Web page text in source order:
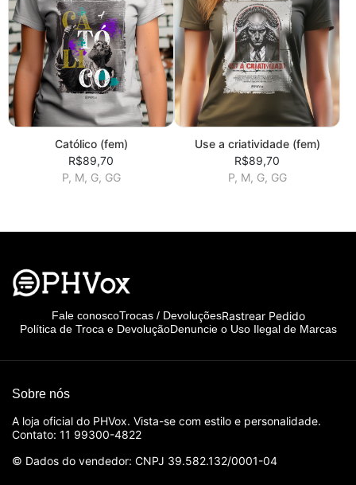
Católico (fem)
R$89,70
P, M, G, GG
Use a criatividade (fem)
R$89,70
P, M, G, GG
Fale conoscoTrocas / DevoluçõesRastrear Pedido
Política de Troca e DevoluçãoDenuncie o Uso Ilegal de Marcas
Sobre nós
A loja oficial do PHVox. Vista-se com estilo e personalidade.
Contato: 11 99300-4822
© Dados do vendedor: CNPJ 39.582.132/0001-04